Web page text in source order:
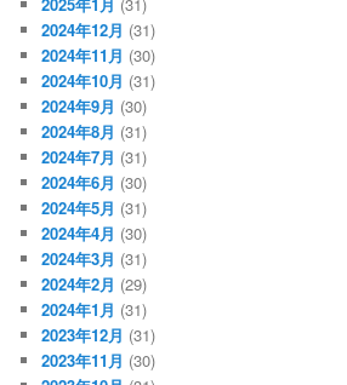
2025年1月 (31)
2024年12月 (31)
2024年11月 (30)
2024年10月 (31)
2024年9月 (30)
2024年8月 (31)
2024年7月 (31)
2024年6月 (30)
2024年5月 (31)
2024年4月 (30)
2024年3月 (31)
2024年2月 (29)
2024年1月 (31)
2023年12月 (31)
2023年11月 (30)